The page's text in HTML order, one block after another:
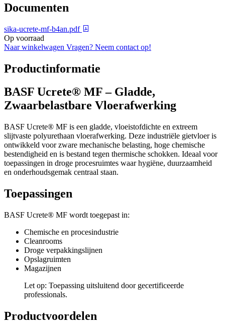
Documenten
sika-ucrete-mf-b4an.pdf
Op voorraad
Naar winkelwagen Vragen? Neem contact op!
Productinformatie
BASF Ucrete® MF – Gladde,
Zwaarbelastbare Vloerafwerking
BASF Ucrete® MF is een gladde, vloeistofdichte en extreem
slijtvaste polyurethaan vloerafwerking. Deze industriële gietvloer is
ontwikkeld voor zware mechanische belasting, hoge chemische
bestendigheid en is bestand tegen thermische schokken. Ideaal voor
toepassingen in droge procesruimtes waar hygiëne, duurzaamheid
en onderhoudsgemak centraal staan.
Toepassingen
BASF Ucrete® MF wordt toegepast in:
Chemische en procesindustrie
Cleanrooms
Droge verpakkingslijnen
Opslagruimten
Magazijnen
Let op: Toepassing uitsluitend door gecertificeerde
professionals.
Productvoordelen